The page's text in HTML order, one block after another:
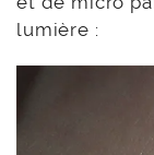
lumière :